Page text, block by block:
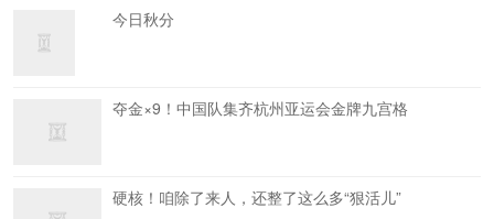
今日秋分
夺金×9！中国队集齐杭州亚运会金牌九宫格
硬核！咱除了来人，还整了这么多“狠活儿”